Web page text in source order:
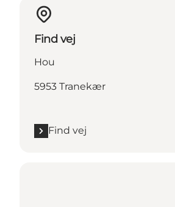
Find vej
Hou
5953 Tranekær
Find vej